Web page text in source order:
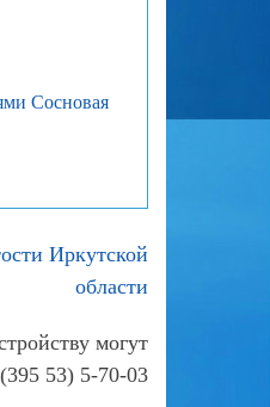
Сосновая
Иркутской
области
могут
53) 5-70-03